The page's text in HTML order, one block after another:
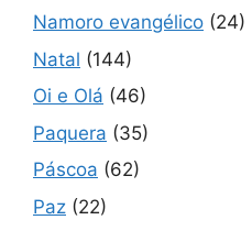
Namoro evangélico (24)
Natal (144)
Oi e Olá (46)
Paquera (35)
Páscoa (62)
Paz (22)